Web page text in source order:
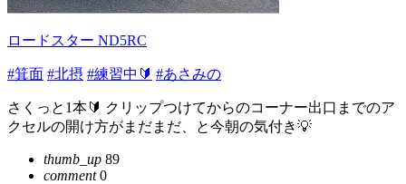
ロードスター ND5RC
#箕面 #北摂 #練習中🔰 #あさみの
さくっと1本🔰 クリップつけてからのコーナー出口までのア
クセルの開け方がまだまだ、と今朝の気付き💡
thumb_up 89
comment0